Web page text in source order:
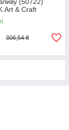
& Craft
306,54 ₴